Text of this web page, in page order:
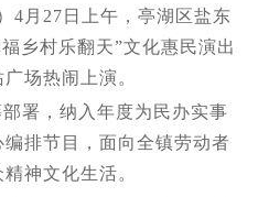
4月27日上午，亭湖区盐东
乡村乐翻天”文化惠民演出
场热闹上演。
署，纳入年度为民办实事
排节目，面向全镇劳动者
神文化生活。